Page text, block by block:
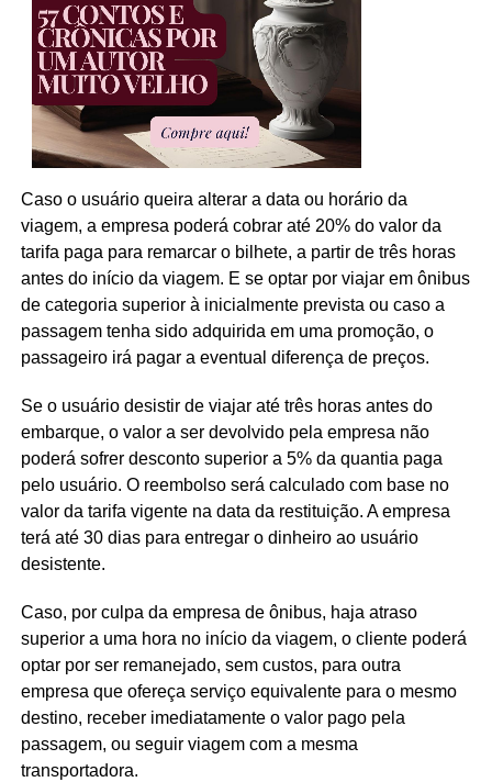
Caso o usuário queira alterar a data ou horário da
viagem, a empresa poderá cobrar até 20% do valor da
tarifa paga para remarcar o bilhete, a partir de três horas
antes do início da viagem. E se optar por viajar em ônibus
de categoria superior à inicialmente prevista ou caso a
passagem tenha sido adquirida em uma promoção, o
passageiro irá pagar a eventual diferença de preços.
Se o usuário desistir de viajar até três horas antes do
embarque, o valor a ser devolvido pela empresa não
poderá sofrer desconto superior a 5% da quantia paga
pelo usuário. O reembolso será calculado com base no
valor da tarifa vigente na data da restituição. A empresa
terá até 30 dias para entregar o dinheiro ao usuário
desistente.
Caso, por culpa da empresa de ônibus, haja atraso
superior a uma hora no início da viagem, o cliente poderá
optar por ser remanejado, sem custos, para outra
empresa que ofereça serviço equivalente para o mesmo
destino, receber imediatamente o valor pago pela
passagem, ou seguir viagem com a mesma
transportadora.